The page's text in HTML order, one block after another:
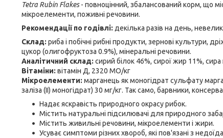
Tetra Rubin Flakes- повноцінний, збалансований корм, що
мікроелементи, поживні речовини.
Рекомендації по годівлі: декілька разів на день,
Склад: риба і побічні рибні продукти, зернові культури,
цукор (олигофруктоза 0.9%), мінеральні речовини.
Аналітичний склад: сирий білок 46%, сирої жир 11%,
Вітаміни: вітамін Д, 2320 МО/кг
Мікроелементи: марганець як моногідрат сульфату
заліза (II) моногідрат) 30 мг/кг. Так само, барвники,
Надає яскравість природного окрасу рибок.
Містить натуральні підсилювачі для природного
Містить живильні речовини, мікроелементи і жири.
Усуває симптоми різних хвороб, які пов'язані з